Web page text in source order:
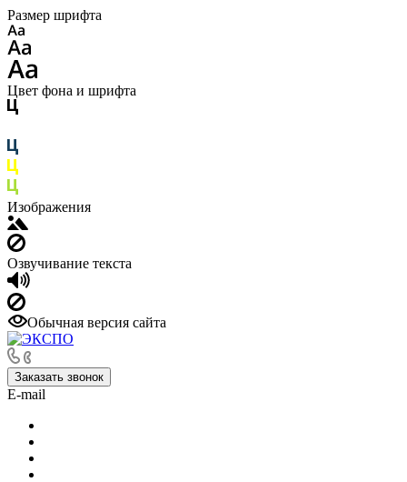
Размер шрифта
Цвет фона и шрифта
Изображения
Озвучивание текста
Обычная версия сайта
Заказать звонок
E-mail